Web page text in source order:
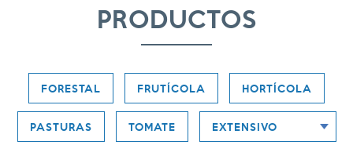
PRODUCTOS
FORESTAL FRUTÍCOLA HORTÍCOLA
PASTURAS TOMATE